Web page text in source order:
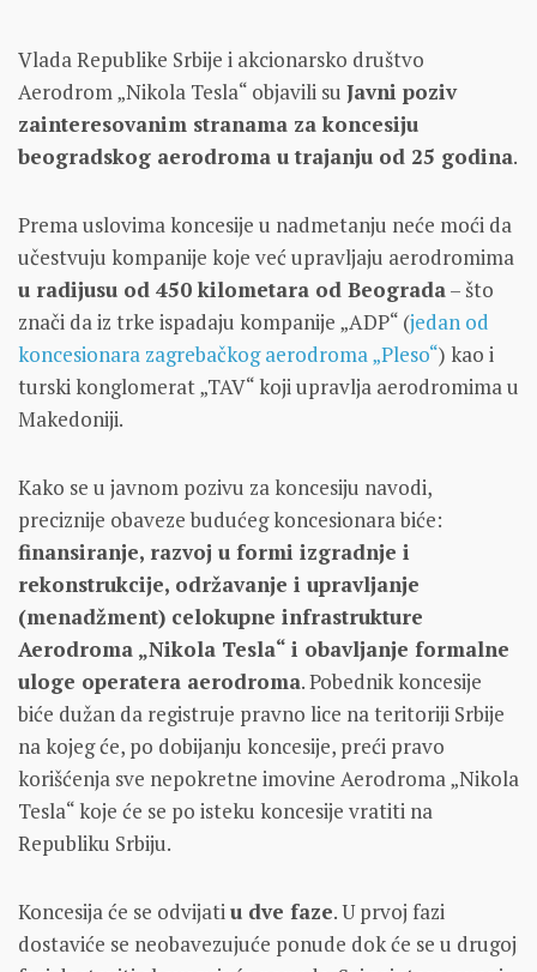
Vlada Republike Srbije i akcionarsko društvo
Aerodrom „Nikola Tesla“ objavili su Javni poziv
zainteresovanim stranama za koncesiju
beogradskog aerodroma u trajanju od 25 godina.
Prema uslovima koncesije u nadmetanju neće moći da
učestvuju kompanije koje već upravljaju aerodromima
u radijusu od 450 kilometara od Beograda– što
znači da iz trke ispadaju kompanije „ADP“ (jedan od
koncesionara zagrebačkog aerodroma „Pleso“) kao i
turski konglomerat „TAV“ koji upravlja aerodromima u
Makedoniji.
Kako se u javnom pozivu za koncesiju navodi,
preciznije obaveze budućeg koncesionara biće:
finansiranje, razvoj u formi izgradnje i
rekonstrukcije, održavanje i upravljanje
(menadžment) celokupne infrastrukture
Aerodroma „Nikola Tesla“ i obavljanje formalne
uloge operatera aerodroma. Pobednik koncesije
biće dužan da registruje pravno lice na teritoriji Srbije
na kojeg će, po dobijanju koncesije, preći pravo
korišćenja sve nepokretne imovine Aerodroma „Nikola
Tesla“ koje će se po isteku koncesije vratiti na
Republiku Srbiju.
Koncesija će se odvijatiu dve faze. U prvoj fazi
dostaviće se neobavezujuće ponude dok će se u drugoj